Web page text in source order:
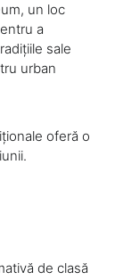
un loc
a
sale
urban
oferă o
de clasă